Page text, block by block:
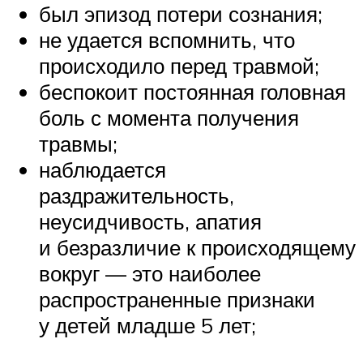
был эпизод потери сознания;
не удается вспомнить, что
происходило перед травмой;
беспокоит постоянная головная
боль с момента получения
травмы;
наблюдается
раздражительность,
неусидчивость, апатия
и безразличие к происходящему
вокруг — это наиболее
распространенные признаки
у детей младше 5 лет;